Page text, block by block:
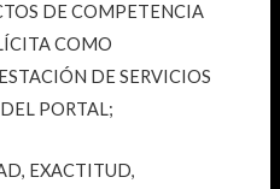
DE COMPETENCIA
COMO
DE SERVICIOS
PORTAL;
EXACTITUD,